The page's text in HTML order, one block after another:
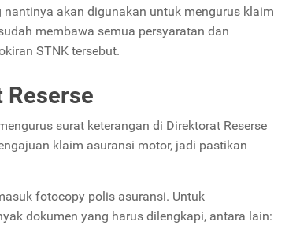
akan digunakan untuk mengurus klaim
membawa semua persyaratan dan
STNK tersebut.
Reserse
surat keterangan di Direktorat Reserse
klaim asuransi motor, jadi pastikan
fotocopy polis asuransi. Untuk
dokumen yang harus dilengkapi, antara lain: